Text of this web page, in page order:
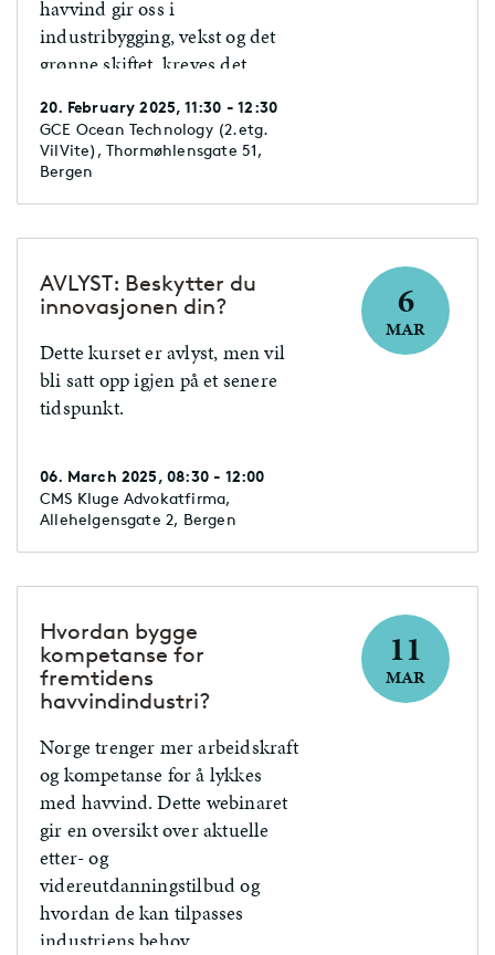
havvind gir oss i
industribygging, vekst og det
grønne skiftet, kreves det
opererer kraftsystemer på.
20. February 2025, 11:30 - 12:30
GCE Ocean Technology (2.etg.
VilVite), Thormøhlensgate 51,
Bergen
AVLYST: Beskytter du
innovasjonen din?
Dette kurset er avlyst, men vil
bli satt opp igjen på et senere
tidspunkt.
06. March 2025, 08:30 - 12:00
CMS Kluge Advokatfirma,
Allehelgensgate 2, Bergen
6
MAR
Hvordan bygge
kompetanse for
fremtidens
havvindindustri?
Norge trenger mer arbeidskraft
og kompetanse for å lykkes
med havvind. Dette webinaret
gir en oversikt over aktuelle
etter- og
videreutdanningstilbud og
hvordan de kan tilpasses
industriens behov.
11
MAR